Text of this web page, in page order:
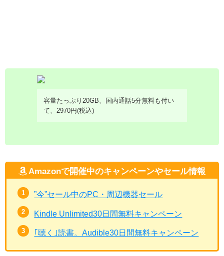
容量たっぷり20GB、国内通話5分無料も付い
て、2970円(税込)
Amazonで開催中のキャンペーンやセール情報
”今”セール中のPC・周辺機器セール
Kindle Unlimited30日間無料キャンペーン
｢聴く｣読書。Audible30日間無料キャンペーン